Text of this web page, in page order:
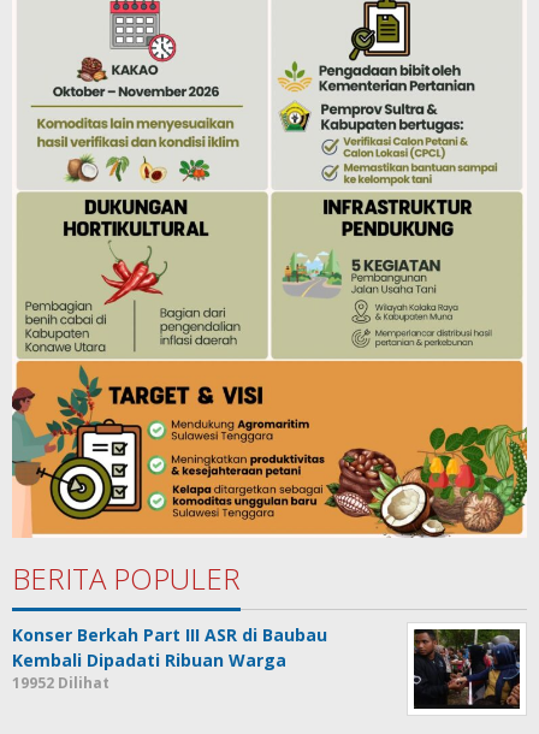
BERITA POPULER
Konser Berkah Part III ASR di Baubau
Kembali Dipadati Ribuan Warga
19952 Dilihat